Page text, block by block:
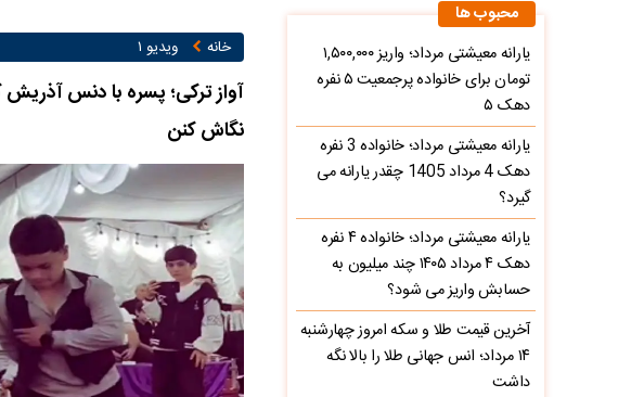
خانه ویدیو ۱
آواز ترکی؛ پسره با دنس
نگاش کنن
محبوب ها
یارانه معیشتی مرداد؛ واریز ۱,۵۰۰,۰۰۰
تومان برای خانواده پرجمعیت ۵ نفره
دهک ۵
یارانه معیشتی مرداد؛ خانواده 3 نفره
دهک 4 مرداد 1405 چقدر یارانه می
گیرد؟
یارانه معیشتی مرداد؛ خانواده ۴ نفره
دهک ۴ مرداد ۱۴۰۵ چند میلیون به
حسابش واریز می شود؟
آخرین قیمت طلا و سکه امروز چهارشنبه
۱۴ مرداد؛ انس جهانی طلا را بالا نگه
داشت